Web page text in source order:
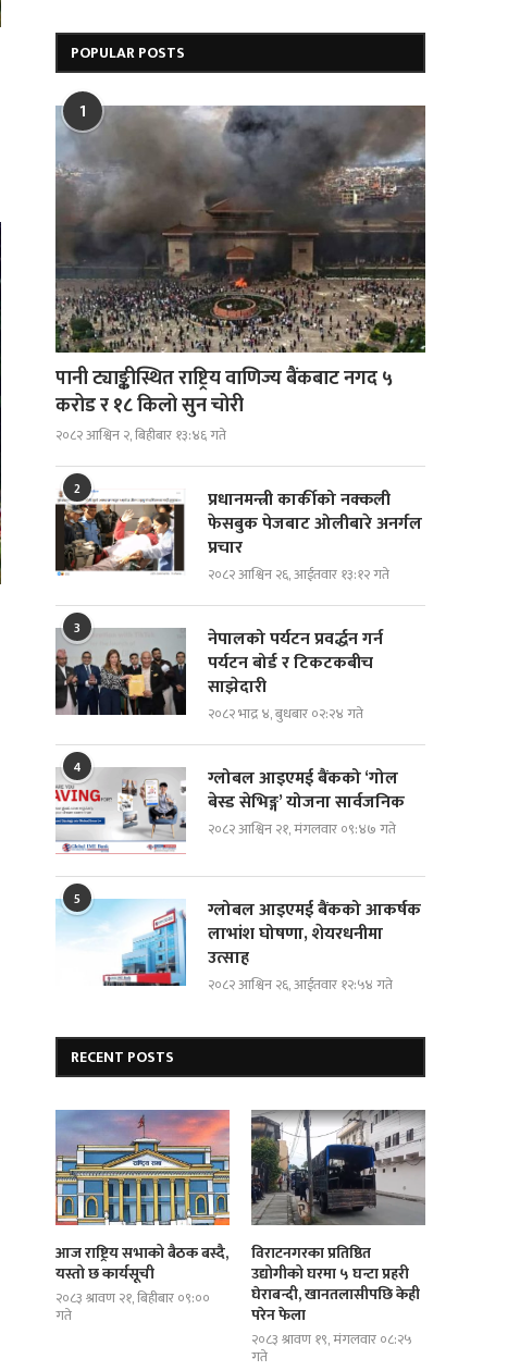
POPULAR POSTS
1
पानी ट्याङ्कीस्थित राष्ट्रिय वाणिज्य बैंकबाट नगद ५
करोड र १८ किलो सुन चोरी
२०८२ आश्विन २, बिहीबार १३:४६ गते
2
प्रधानमन्त्री कार्कीको नक्कली
फेसबुक पेजबाट ओलीबारे अनर्गल
प्रचार
२०८२ आश्विन २६, आईतवार १३:१२ गते
3
नेपालको पर्यटन प्रवर्द्धन गर्न
पर्यटन बोर्ड र टिकटकबीच
साझेदारी
२०८२ भाद्र ४, बुधबार ०२:२४ गते
4
ग्लोबल आइएमई बैंकको ‘गोल
बेस्ड सेभिङ्ग’ योजना सार्वजनिक
२०८२ आश्विन २१, मंगलवार ०९:४७ गते
5
ग्लोबल आइएमई बैंकको आकर्षक
लाभांश घोषणा, शेयरधनीमा
उत्साह
२०८२ आश्विन २६, आईतवार १२:५४ गते
RECENT POSTS
आज राष्ट्रिय सभाको बैठक बस्दै,
यस्तो छ कार्यसूची
२०८३ श्रावण २१, बिहीबार ०९:००
गते
विराटनगरका प्रतिष्ठित
उद्योगीको घरमा ५ घन्टा प्रहरी
घेराबन्दी, खानतलासीपछि केही
परेन फेला
२०८३ श्रावण १९, मंगलवार ०८:२५
गते